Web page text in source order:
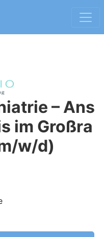
– Ans
im Großra
w/d)